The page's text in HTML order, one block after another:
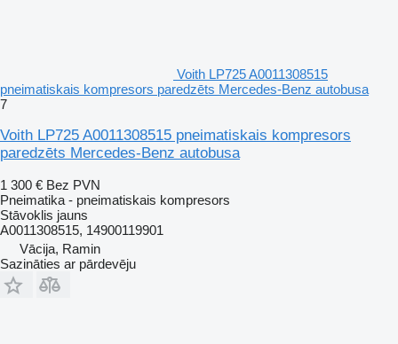
Voith LP725 A0011308515
pneimatiskais kompresors paredzēts Mercedes-Benz autobusa
7
Voith LP725 A0011308515 pneimatiskais kompresors
paredzēts Mercedes-Benz autobusa
1 300 € Bez PVN
Pneimatika - pneimatiskais kompresors
Stāvoklis jauns
A0011308515, 14900119901
Vācija, Ramin
Sazināties ar pārdevēju